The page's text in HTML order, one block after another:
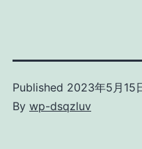
Published 2023年5月15
By wp-dsqzluv